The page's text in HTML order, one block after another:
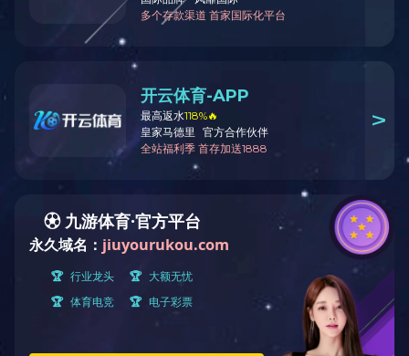
企业荣誉